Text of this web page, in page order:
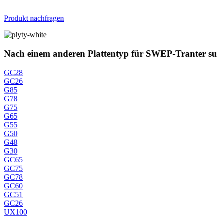
Produkt nachfragen
Nach einem anderen Plattentyp für SWEP-Tranter
GC28
GC26
G85
G78
G75
G65
G55
G50
G48
G30
GC65
GC75
GC78
GC60
GC51
GC26
UX100